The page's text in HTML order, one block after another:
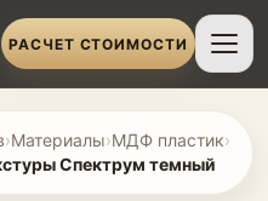
РАСЧЕТ СТОИМОСТИ
›Материалы›МДФ пластик›
Спектрум темный